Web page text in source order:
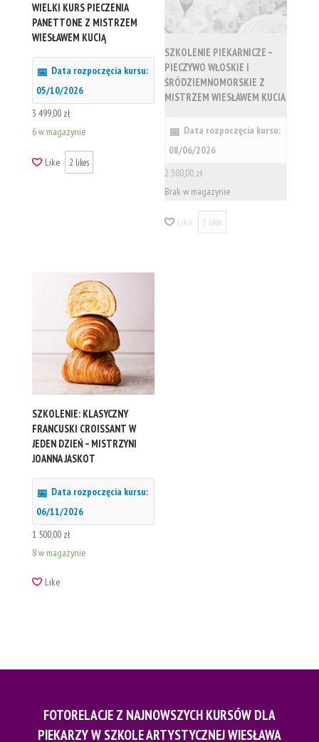
WIELKI KURS PIECZENIA
PANETTONE Z MISTRZEM
WIESŁAWEM KUCIĄ
Data rozpoczęcia kursu:
05/10/2026
3 499,00 zł
6 w magazynie
Like 2 likes
SZKOLENIE PIEKARNICZE –
PIECZYWO WŁOSKIE I
ŚRÓDZIEMNOMORSKIE Z
MISTRZEM WIESŁAWEM KUCIA
Data rozpoczęcia kursu:
08/06/2026
2 300,00 zł
Brak w magazynie
Like 1 likes
SZKOLENIE: KLASYCZNY
FRANCUSKI CROISSANT W
JEDEN DZIEŃ – MISTRZYNI
JOANNA JASKOT
Data rozpoczęcia kursu:
06/11/2026
1 500,00 zł
8 w magazynie
Like
FOTORELACJE Z NAJNOWSZYCH KURSÓW DLA
PIEKARZY W SZKOLE ARTYSTYCZNEJ WIESŁAWA